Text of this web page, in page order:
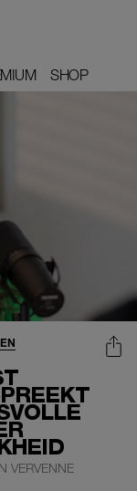
SHOP
SHOP
VERVENNE